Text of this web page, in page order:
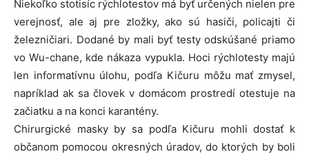
Niekoľko stotisíc rýchlotestov má byť určených nielen pre
verejnosť, ale aj pre zložky, ako sú hasiči, policajti či
železničiari. Dodané by mali byť testy odskúšané priamo
vo Wu-chane, kde nákaza vypukla. Hoci rýchlotesty majú
len informatívnu úlohu, podľa Kičuru môžu mať zmysel,
napríklad ak sa človek v domácom prostredí otestuje na
začiatku a na konci karantény.
Chirurgické masky by sa podľa Kičuru mohli dostať k
občanom pomocou okresných úradov, do ktorých by boli